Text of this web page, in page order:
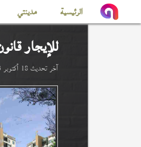
الرئيسية مدينتي
للإيجار
آخر تحديث18 أكتوبر 2023